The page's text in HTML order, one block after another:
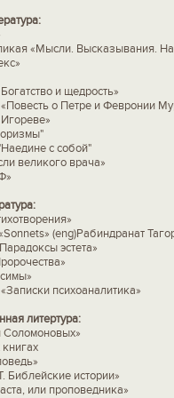
«Мысли. Высказывания.
и щедрость»
о Петре и Февронии
с собой"
великого врача»
(eng)Рабиндранат
эстета»
психоаналитика»
литертура:
Соломоновых»
истории»
или проповедника»